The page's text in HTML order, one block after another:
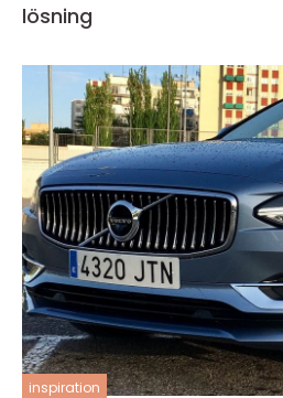
lösning
inspiration